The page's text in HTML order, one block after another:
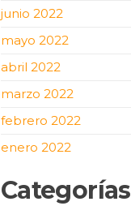
junio 2022
mayo 2022
abril 2022
marzo 2022
febrero 2022
enero 2022
Categorías